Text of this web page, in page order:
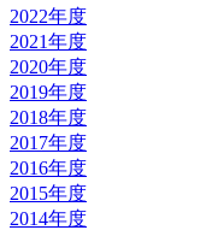
2022年度
2021年度
2020年度
2019年度
2018年度
2017年度
2016年度
2015年度
2014年度